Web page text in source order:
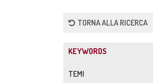
TORNA ALLA RICERCA
KEYWORDS
TEMI